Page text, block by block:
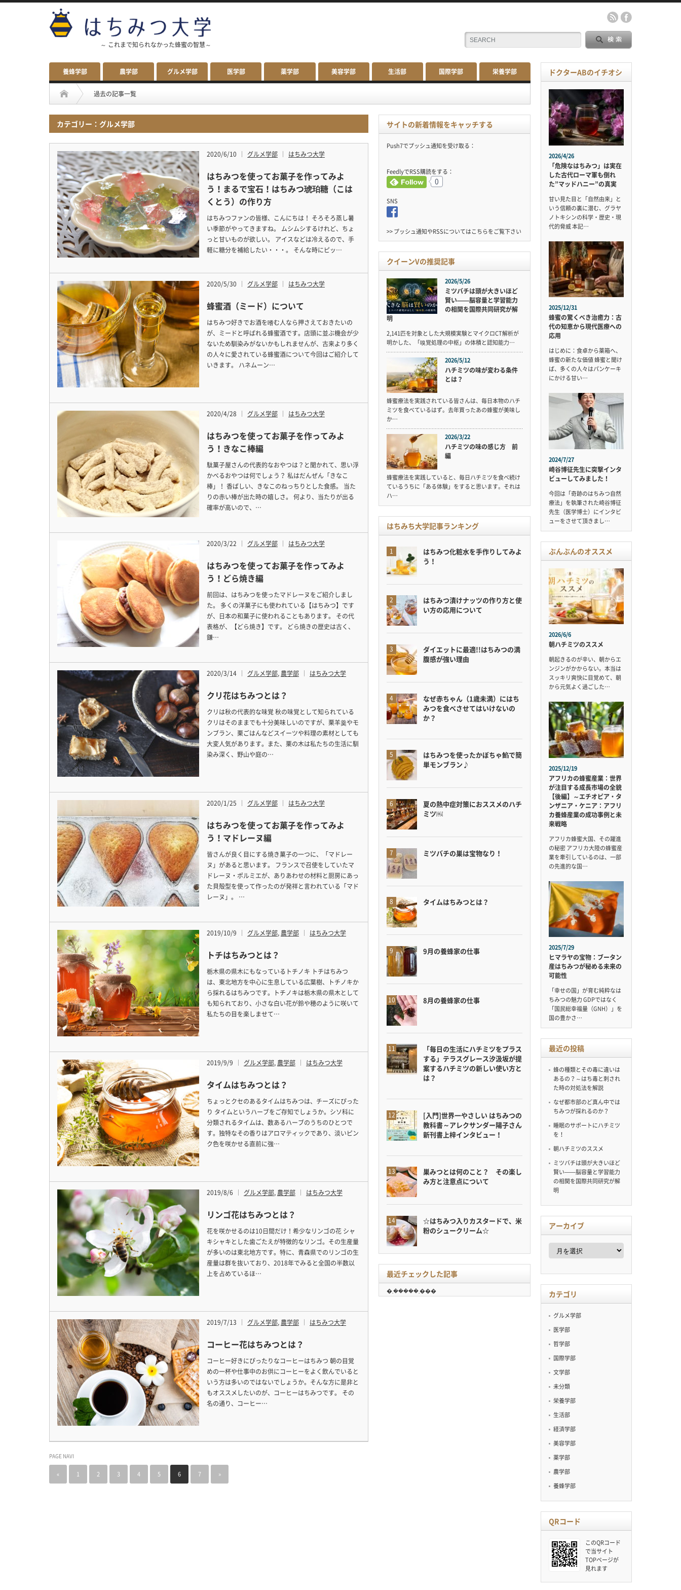
～ これまで知られなかった蜂蜜の智慧～
養蜂学部 農学部 グルメ学部 医学部 薬学部 美容学部 生活部 国際学部 栄養学部
過去の記事一覧
カテゴリー：グルメ学部
2020/6/10 グルメ学部 はちみつ大学
はちみつを使ってお菓子を作ってみよ
う！まるで宝石！はちみつ琥珀糖（こは
くとう）の作り方
はちみつファンの皆様、こんにちは！ そろそろ蒸し暑
い季節がやってきますね。 ムシムシするけれど、ちょ
っと甘いものが欲しい。 アイスなどは冷えるので、手
軽に糖分を補給したい・・・。 そんな時にピッ…
2020/5/30 グルメ学部 はちみつ大学
蜂蜜酒（ミード）について
はちみつ好きでお酒を嗜む人なら押さえておきたいの
が、ミードと呼ばれる蜂蜜酒です。店頭に並ぶ機会が少
ないため馴染みがないかもしれませんが、古来より多く
の人々に愛されている蜂蜜酒について今回はご紹介して
いきます。 ハネムーン…
2020/4/28 グルメ学部 はちみつ大学
はちみつを使ってお菓子を作ってみよ
う！きなこ棒編
駄菓子屋さんの代表的なおやつは？と聞かれて、思い浮
かべるおやつは何でしょう？ 私はだんぜん「きなこ
棒」！ 香ばしい、きなこのねっちりとした食感。 当た
りの赤い棒が出た時の嬉しさ。 何より、当たりが出る
確率が高いので、…
2020/3/22 グルメ学部 はちみつ大学
はちみつを使ってお菓子を作ってみよ
う！どら焼き編
前回は、はちみつを使ったマドレーヌをご紹介しまし
た。 多くの洋菓子にも使われている【はちみつ】です
が、日本の和菓子に使われることもあります。 その代
表格が、【どら焼き】です。 どら焼きの歴史は古く、
鎌…
2020/3/14 グルメ学部, 農学部 はちみつ大学
クリ花はちみつとは？
クリは秋の代表的な味覚 秋の味覚として知られている
クリはそのままでも十分美味しいのですが、栗羊羹やモ
ンブラン、栗ごはんなどスイーツや料理の素材としても
大変人気があります。また、栗の木は私たちの生活に馴
染み深く、野山や庭の…
2020/1/25 グルメ学部 はちみつ大学
はちみつを使ってお菓子を作ってみよ
う！マドレーヌ編
皆さんが良く目にする焼き菓子の一つに、「マドレー
ヌ」があると思います。 フランスで召使をしていたマ
ドレーヌ・ポルミエが、ありあわせの材料と厨房にあっ
た貝殻型を使って作ったのが発祥と言われている「マド
レーヌ」。 …
2019/10/9 グルメ学部, 農学部 はちみつ大学
トチはちみつとは？
栃木県の県木にもなっているトチノキ トチはちみつ
は、東北地方を中心に生息している広葉樹、トチノキか
ら採れるはちみつです。トチノキは栃木県の県木として
も知られており、小さな白い花が鈴や穂のように咲いて
私たちの目を楽しませて…
2019/9/9 グルメ学部, 農学部 はちみつ大学
タイムはちみつとは？
ちょっとクセのあるタイムはちみつは、チーズにぴった
り タイムというハーブをご存知でしょうか。シソ科に
分類されるタイムは、数あるハーブのうちのひとつで
す。独特なその香りはアロマティックであり、淡いピン
ク色を咲かせる直前に強…
2019/8/6 グルメ学部, 農学部 はちみつ大学
リンゴ花はちみつとは？
花を咲かせるのは10日間だけ！希少なリンゴの花 シャ
キシャキとした歯ごたえが特徴的なリンゴ。その生産量
が多いのは東北地方です。特に、青森県でのリンゴの生
産量は群を抜いており、2018年でみると全国の半数以
上を占めているほ…
2019/7/13 グルメ学部, 農学部 はちみつ大学
コーヒー花はちみつとは？
コーヒー好きにぴったりなコーヒーはちみつ 朝の目覚
めの一杯や仕事中のお供にコーヒーをよく飲んでいると
いう方は多いのではないでしょうか。そんな方に是非と
もオススメしたいのが、コーヒーはちみつです。 その
名の通り、コーヒー…
PAGE NAVI
« 1 2 3 4 5 6 7 »
サイトの新着情報をキャッチする
Push7でプッシュ通知を受け取る：
FeedlyでRSS購読をする：
0
SNS
>> プッシュ通知やRSSについてはこちらをご覧下さい
クイーンVの推奨記事
2026/5/26
ミツバチは頭が大きいほど
賢い——脳容量と学習能力
の相関を国際共同研究が解
明
2,141匹を対象とした大規模実験とマイクロCT解析が
明かした、「嗅覚処理の中枢」の体積と認知能力…
2026/5/12
ハチミツの味が変わる条件
とは？
蜂蜜療法を実践されている皆さんは、毎日本物のハチ
ミツを食べているはず。去年買ったあの蜂蜜が美味し
か…
2026/3/22
ハチミツの味の感じ方 前
編
蜂蜜療法を実践していると、毎日ハチミツを食べ続け
ているうちに「ある体験」をすると思います。それは
ハ…
はちみち大学記事ランキング
はちみつ化粧水を手作りしてみよ
う！
はちみつ漬けナッツの作り方と使
い方の応用について
ダイエットに最適!!はちみつの満
腹感が強い理由
なぜ赤ちゃん（1歳未満）にはち
みつを食べさせてはいけないの
か？
はちみつを使ったかぼちゃ餡で簡
単モンブラン♪
夏の熱中症対策におススメのハチ
ミツ￼
ミツバチの巣は宝物なり！
タイムはちみつとは？
9月の養蜂家の仕事
8月の養蜂家の仕事
「毎日の生活にハチミツをプラス
する」テラスグレース汐汲坂が提
案するハチミツの新しい使い方と
は？
[入門]世界一やさしい はちみつの
教科書～アレクサンダー陽子さん
新刊書上梓インタビュー！
巣みつとは何のこと？ その楽し
み方と注意点について
☆はちみつ入りカスタードで、米
粉のシュークリーム☆
最近チェックした記事
�܂�����܂���
ドクターABのイチオシ
2026/4/26
「危険なはちみつ」は実在
した古代ローマ軍も倒れ
た”マッドハニー”の真実
甘い見た目と「自然由来」と
いう信頼の裏に潜む、グラヤ
ノトキシンの科学・歴史・現
代的脅威 本記…
2025/12/31
蜂蜜の驚くべき治癒力：古
代の知恵から現代医療への
応用
はじめに：食卓から薬箱へ、
蜂蜜の新たな価値 蜂蜜と聞け
ば、多くの人々はパンケーキ
にかける甘い…
2024/7/27
崎谷博征先生に突撃インタ
ビューしてみました！
今回は「奇跡のはちみつ自然
療法」を執筆された崎谷博征
先生（医学博士）にインタビ
ューをさせて頂きまし…
ぶんぶんのオススメ
2026/6/6
朝ハチミツのススメ
朝起きるのが辛い、朝からエ
ンジンがかからない。本当は
スッキリ爽快に目覚めて、朝
から元気よく過ごした…
2025/12/19
アフリカの蜂蜜産業：世界
が注目する成長市場の全貌
【後編】～エチオピア・タ
ンザニア・ケニア：アフリ
カ養蜂産業の成功事例と未
来戦略
アフリカ蜂蜜大国、その躍進
の秘密 アフリカ大陸の蜂蜜産
業を牽引しているのは、一部
の先進的な国…
2025/7/29
ヒマラヤの宝物：ブータン
産はちみつが秘める未来の
可能性
「幸せの国」が育む純粋なは
ちみつの魅力 GDPではなく
「国民総幸福量（GNH）」を
国の豊かさ…
最近の投稿
蜂の種類とその毒に違いは
あるの？～はち毒と刺され
た時の対処法を解説
なぜ都市部のど真ん中では
ちみつが採れるのか？
睡眠のサポートにハチミツ
を！
朝ハチミツのススメ
ミツバチは頭が大きいほど
賢い——脳容量と学習能力
の相関を国際共同研究が解
明
アーカイブ
ア
イ
カテゴリ
グルメ学部
医学部
哲学部
国際学部
文学部
未分類
栄養学部
生活部
経済学部
美容学部
薬学部
農学部
養蜂学部
QRコード
このQRコード
で当サイト
TOPページが
見れます